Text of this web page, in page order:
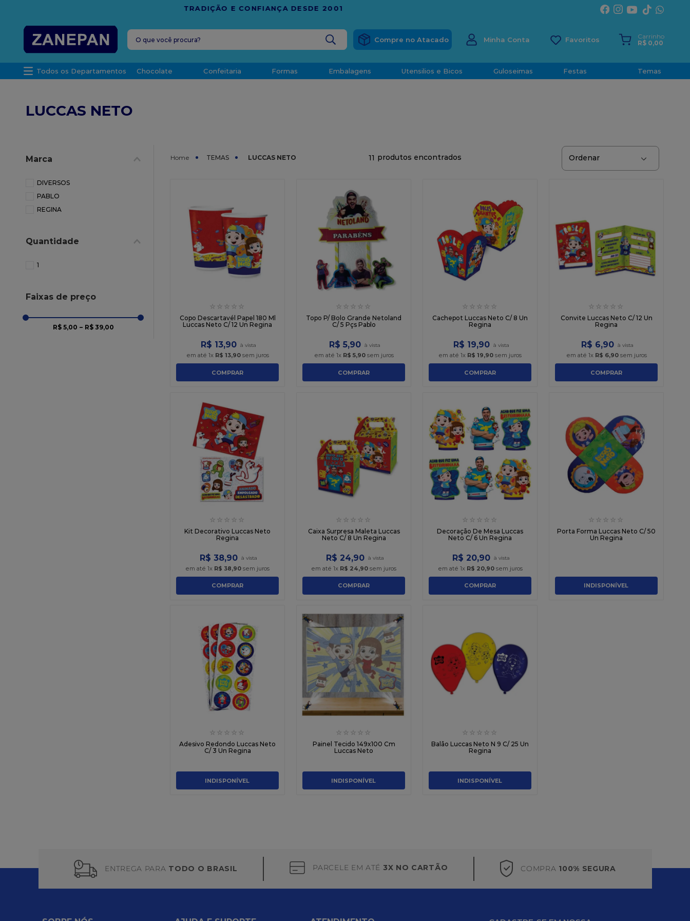
FRETE GRÁTISEM COMPRAS ACIMA DE R$ 1.000,00 PARA O ESPÍRITO SANTO
O que você procura?
Minha Conta
Carrinho
R$ 0,00
Todos os Departamentos Chocolate Confeitaria Formas Embalagens Utensilios e Bicos Guloseimas Festas Temas
LUCCAS NETO
Marca
DIVERSOS
PABLO
REGINA
Quantidade
1
Faixas de preço
R$ 5,00 – R$ 39,00
TEMAS LUCCAS NETO 11
☆ ☆ ☆ ☆ ☆
Copo Descartavél Papel 180 Ml
Luccas Neto C/ 12 Un Regina
R$ 13,90
em até 1x R$ 13,90sem juros
COMPRAR
☆ ☆ ☆ ☆ ☆
Topo P/ Bolo Grande Netoland
C/ 5 Pçs Pablo
R$ 5,90
em até 1x R$ 5,90sem juros
COMPRAR
☆ ☆ ☆ ☆ ☆
Cachepot Luccas Neto C/ 8 Un
Regina
R$ 19,90
em até 1x R$ 19,90 sem juros
COMPRAR
☆ ☆ ☆ ☆ ☆
Convite Luccas Neto C/ 12 Un
Regina
R$ 6,90
em até 1x R$ 6,90sem juros
COMPRAR
☆ ☆ ☆ ☆ ☆
Kit Decorativo Luccas Neto
Regina
R$ 38,90
em até 1x R$ 38,90 sem juros
COMPRAR
☆ ☆ ☆ ☆ ☆
Caixa Surpresa Maleta Luccas
Neto C/ 8 Un Regina
R$ 24,90
em até 1x R$ 24,90 sem juros
COMPRAR
☆ ☆ ☆ ☆ ☆
Decoração De Mesa Luccas
Neto C/ 6 Un Regina
R$ 20,90
em até 1x R$ 20,90sem juros
COMPRAR
☆ ☆ ☆ ☆ ☆
Porta Forma Luccas Neto C/ 50
Un Regina
INDISPONÍVEL
☆ ☆ ☆ ☆ ☆
Adesivo Redondo Luccas Neto
C/ 3 Un Regina
INDISPONÍVEL
☆ ☆ ☆ ☆ ☆
Painel Tecido 149x100 Cm
Luccas Neto
INDISPONÍVEL
☆ ☆ ☆ ☆ ☆
Balão Luccas Neto N 9 C/ 25 Un
Regina
INDISPONÍVEL
ENTREGA PARA TODO O BRASIL PARCELE EM ATÉ 3X NO CARTÃO COMPRA 100% SEGURA
leite condensado
caixa kraft
º chocolate